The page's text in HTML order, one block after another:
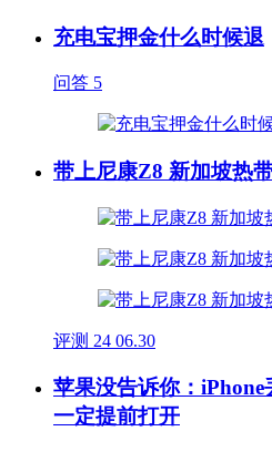
充电宝押金什么时候退
问答 5
带上尼康Z8 新加坡热
评测 24 06.30
苹果没告诉你：
一定提前打开